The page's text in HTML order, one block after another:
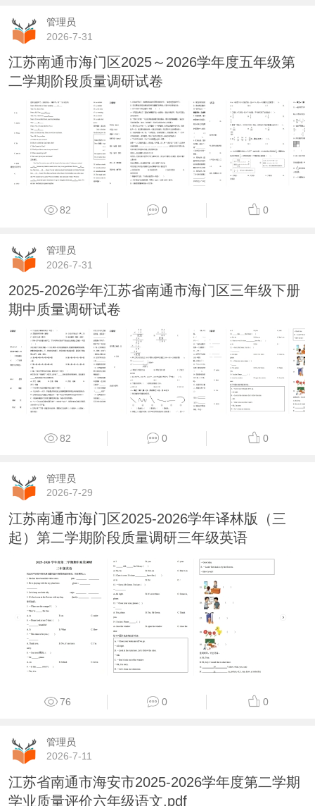
管理员
2026-7-31
江苏南通市海门区2025～2026学年度五年级第
二学期阶段质量调研试卷
82 0 0
管理员
2026-7-31
2025-2026学年江苏省南通市海门区三年级下册
期中质量调研试卷
82 0 0
管理员
2026-7-29
江苏南通市海门区2025-2026学年译林版（三
起）第二学期阶段质量调研三年级英语
76 0 0
管理员
2026-7-11
江苏省南通市海安市2025-2026学年度第二学期
学业质量评价六年级语文.pdf